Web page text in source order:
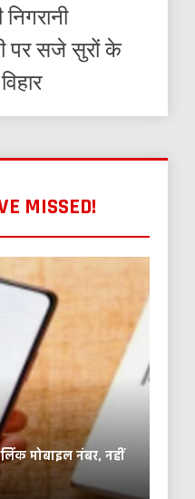
पर सजे सुरों के
MISSED!
मोबाइल नंबर, नहीं